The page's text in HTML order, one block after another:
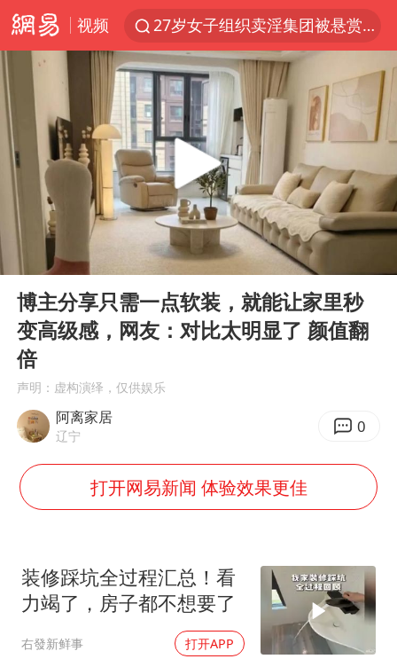
视频
27岁女子组织卖淫集团被悬赏通缉
美国将对多晶硅衍生品加征15%关税
公司“上四休三”但要降薪1000元
泰高官回应中国人在泰遭歧视：全面调查
改名后的“青海拉面”店
火把节震撼瞬间
台军“汉光秀”开场闹剧多
“空调24小时开着更省电”不实
70多岁父亲独自坐车到上海看望女儿
男子杀人后逃进深山21年活得像野人
OpenAI为免费用户升级GPT-5.6 Luna
如何把百年大党建设得更加坚强有力？
Play
00:00
博主分享只需一点软装，就能让家里秒
变高级感，网友：对比太明显了 颜值翻
倍
声明：虚构演绎，仅供娱乐
阿离家居
辽宁 0
打开网易新闻 体验效果更佳
装修踩坑全过程汇总！看
力竭了，房子都不想要了
右發新鲜事 打开APP